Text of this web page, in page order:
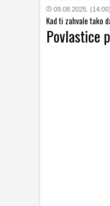
09.08.2025. (14:00)
Kad ti zahvale tako
Povlastice